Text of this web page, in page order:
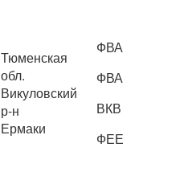
Тюменская
обл.
Викуловский
р-н
Ермаки
ФВА
ФВА
ВКВ
ФЕЕ